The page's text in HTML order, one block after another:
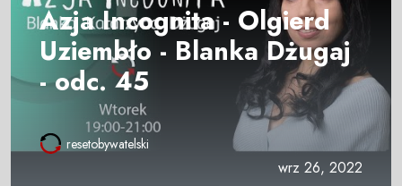
Azja Incognita - Olgierd
Uziembło - Blanka Dżugaj
- odc. 45
resetobywatelski
wrz 26, 2022